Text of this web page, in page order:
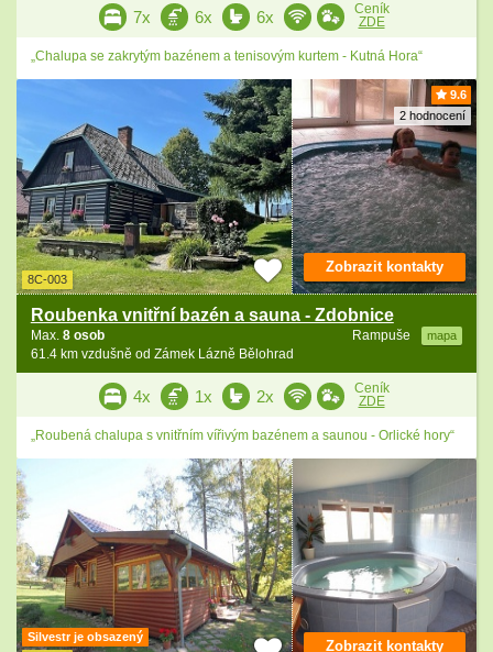
7x 6x 6x
Ceník
ZDE
„Chalupa se zakrytým bazénem a tenisovým kurtem - Kutná Hora“
9.6
2 hodnocení
8C-003
Roubenka vnitřní bazén a sauna - Zdobnice
Rampuše mapa
Max. 8 osob
61.4 km vzdušně od Zámek Lázně Bělohrad
Zobrazit kontakty
4x 1x 2x
Ceník
ZDE
„Roubená chalupa s vnitřním vířivým bazénem a saunou - Orlické hory“
Silvestr je obsazený
Zobrazit kontakty